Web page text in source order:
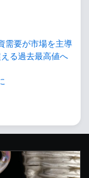
需要が市場を主導
る過去最高値へ